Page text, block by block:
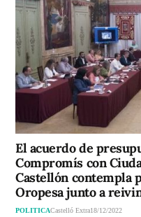
El acuerdo de
Compromís con
Castellón contempla
Oropesa junto a
POLITICACastelló Extra18/12/2022